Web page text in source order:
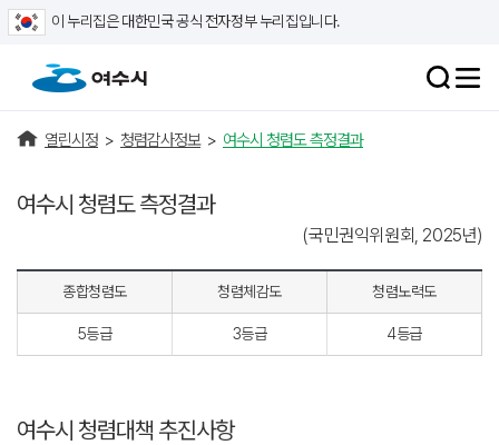
이 누리집은 대한민국 공식 전자정부 누리집입니다.
열린시정 > 청렴감사정보 > 여수시 청렴도 측정결과
여수시 청렴도 측정결과
(국민권익위원회, 2025년)
종합청렴도 청렴체감도 청렴노력도
5등급 3등급 4등급
여수시 청렴대책 추진사항